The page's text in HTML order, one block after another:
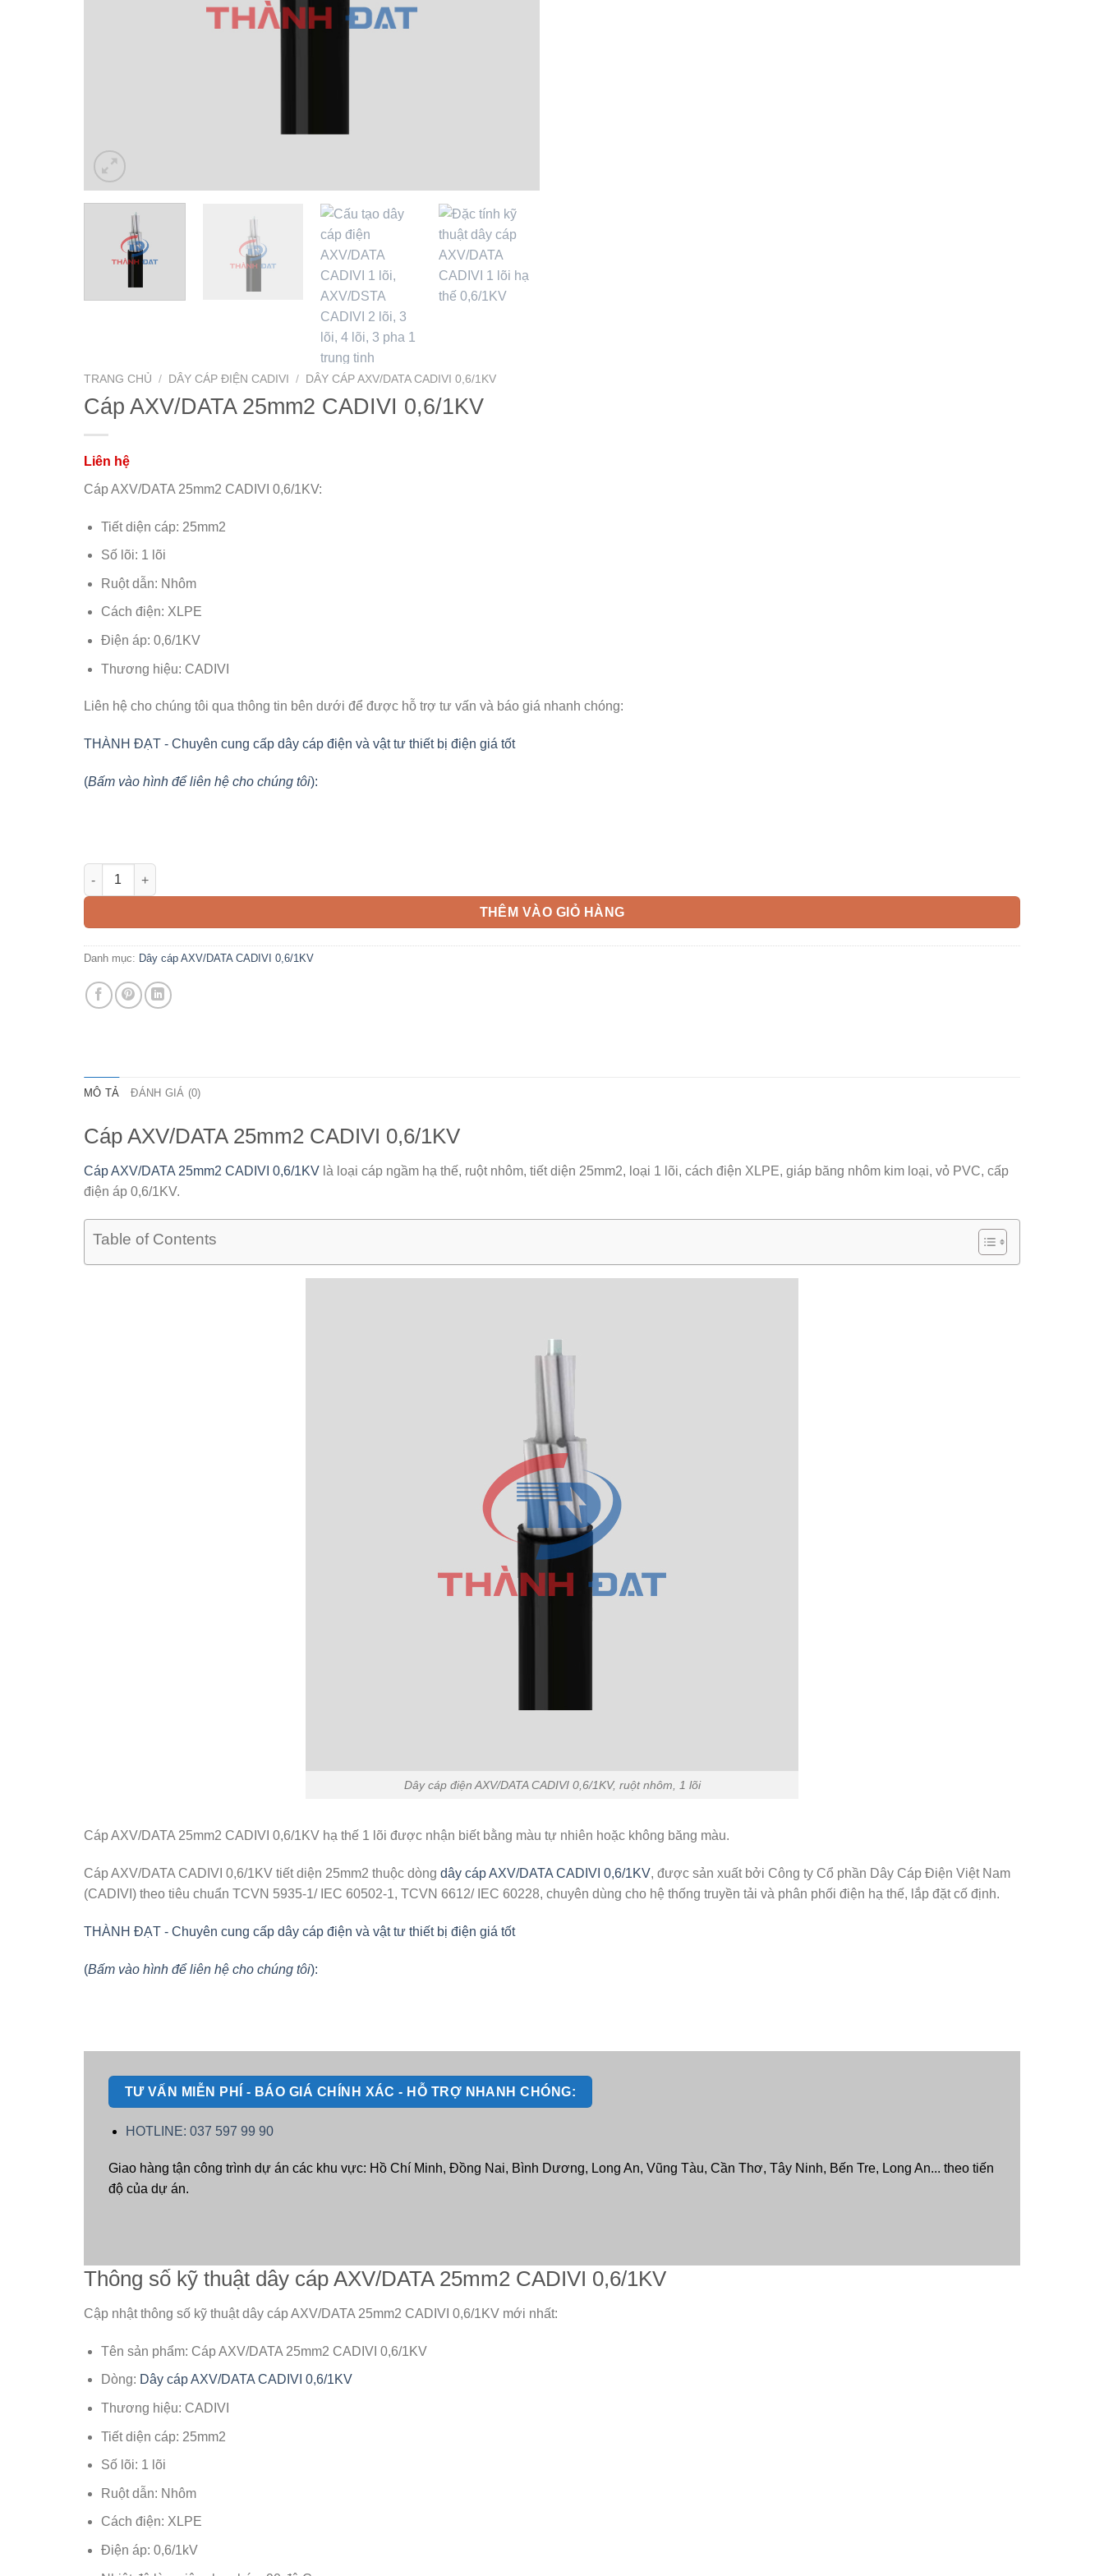
TRANG CHỦ / DÂY CÁP ĐIỆN CADIVI / DÂY CÁP AXV/DATA CADIVI 0,6/1KV
Cáp AXV/DATA 25mm2 CADIVI 0,6/1KV
Cáp AXV/DATA 25mm2 CADIVI 0,6/1KV:
Tiết diện cáp: 25mm2
Số lõi: 1 lõi
Ruột dẫn: Nhôm
Cách điện: XLPE
Điện áp: 0,6/1KV
Thương hiệu: CADIVI
Liên hệ cho chúng tôi qua thông tin bên dưới để được hỗ trợ tư vấn và báo giá nhanh chóng:
THÀNH ĐẠT - Chuyên cung cấp dây cáp điện và vật tư thiết bị điện giá tốt
(Bấm vào hình để liên hệ cho chúng tôi):
Cáp AXV/DATA 25mm2 CADIVI 0,6/1KV số lượng
THÊM VÀO GIỎ HÀNG
Danh mục: Dây cáp AXV/DATA CADIVI 0,6/1KV
MÔ TẢ ĐÁNH GIÁ (0)
Cáp AXV/DATA 25mm2 CADIVI 0,6/1KV
Cáp AXV/DATA 25mm2 CADIVI 0,6/1KV là loại cáp ngầm hạ thế, ruột nhôm, tiết diện 25mm2, loại 1 lõi, cách điện XLPE, giáp băng nhôm kim loại, vỏ PVC, cấp
điện áp 0,6/1KV.
Table of Contents
Dây cáp điện AXV/DATA CADIVI 0,6/1KV, ruột nhôm, 1 lõi
Cáp AXV/DATA 25mm2 CADIVI 0,6/1KV hạ thế 1 lõi được nhận biết bằng màu tự nhiên hoặc không băng màu.
Cáp AXV/DATA CADIVI 0,6/1KV tiết diện 25mm2 thuộc dòng dây cáp AXV/DATA CADIVI 0,6/1KV, được sản xuất bởi Công ty Cổ phần Dây Cáp Điện Việt Nam
(CADIVI) theo tiêu chuẩn TCVN 5935-1/ IEC 60502-1, TCVN 6612/ IEC 60228, chuyên dùng cho hệ thống truyền tải và phân phối điện hạ thế, lắp đặt cố định.
THÀNH ĐẠT - Chuyên cung cấp dây cáp điện và vật tư thiết bị điện giá tốt
(Bấm vào hình để liên hệ cho chúng tôi):
TƯ VẤN MIỄN PHÍ - BÁO GIÁ CHÍNH XÁC - HỖ TRỢ NHANH CHÓNG:
HOTLINE: 037 597 99 90
Giao hàng tận công trình dự án các khu vực: Hồ Chí Minh, Đồng Nai, Bình Dương, Long An, Vũng Tàu, Cần Thơ, Tây Ninh, Bến Tre, Long An... theo tiến
độ của dự án.
Thông số kỹ thuật dây cáp AXV/DATA 25mm2 CADIVI 0,6/1KV
Cập nhật thông số kỹ thuật dây cáp AXV/DATA 25mm2 CADIVI 0,6/1KV mới nhất:
Tên sản phẩm: Cáp AXV/DATA 25mm2 CADIVI 0,6/1KV
Dòng: Dây cáp AXV/DATA CADIVI 0,6/1KV
Thương hiệu: CADIVI
Tiết diện cáp: 25mm2
Số lõi: 1 lõi
Ruột dẫn: Nhôm
Cách điện: XLPE
Điện áp: 0,6/1kV